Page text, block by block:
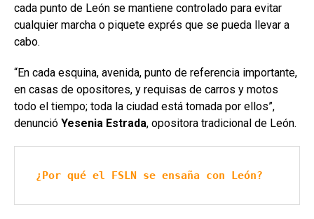
cada punto de León se mantiene controlado para evitar
cualquier marcha o piquete exprés que se pueda llevar a
cabo.
“En cada esquina, avenida, punto de referencia importante,
en casas de opositores, y requisas de carros y motos
todo el tiempo; toda la ciudad está tomada por ellos”,
denunció Yesenia Estrada, opositora tradicional de León.
¿Por qué el FSLN se ensaña con León?